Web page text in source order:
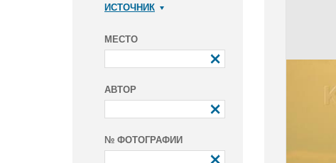
ИСТОЧНИК
МЕСТО
АВТОР
№ ФОТОГРАФИИ